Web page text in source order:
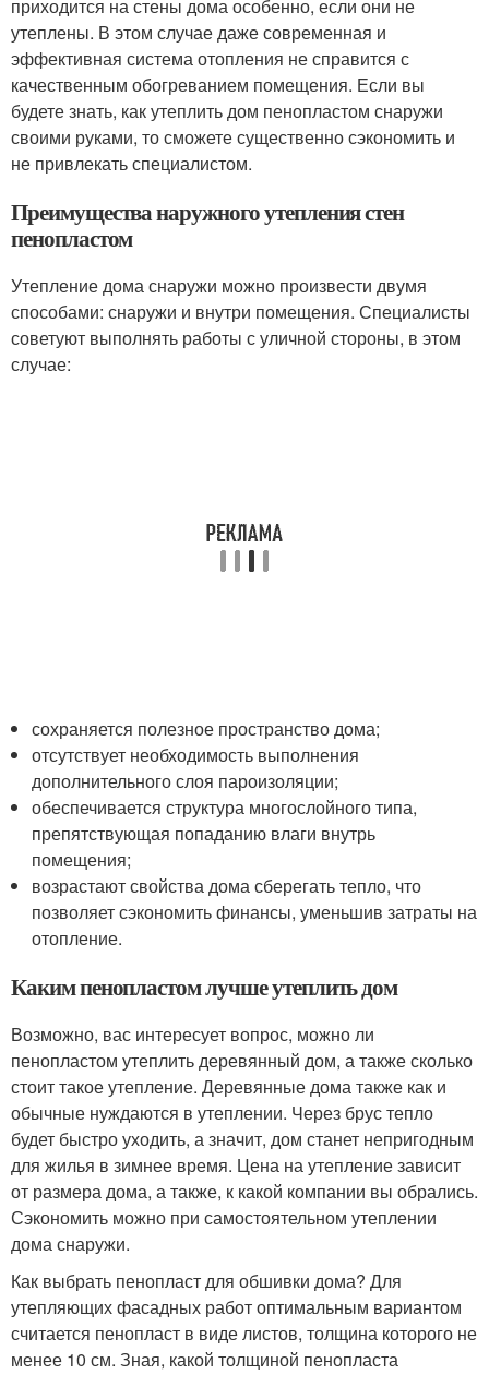
приходится на стены дома особенно, если они не
утеплены. В этом случае даже современная и
эффективная система отопления не справится с
качественным обогреванием помещения. Если вы
будете знать, как утеплить дом пенопластом снаружи
своими руками, то сможете существенно сэкономить и
не привлекать специалистом.
Преимущества наружного утепления стен
пенопластом
Утепление дома снаружи можно произвести двумя
способами: снаружи и внутри помещения. Специалисты
советуют выполнять работы с уличной стороны, в этом
случае:
сохраняется полезное пространство дома;
отсутствует необходимость выполнения
дополнительного слоя пароизоляции;
обеспечивается структура многослойного типа,
препятствующая попаданию влаги внутрь
помещения;
возрастают свойства дома сберегать тепло, что
позволяет сэкономить финансы, уменьшив затраты на
отопление.
Каким пенопластом лучше утеплить дом
Возможно, вас интересует вопрос, можно ли
пенопластом утеплить деревянный дом, а также сколько
стоит такое утепление. Деревянные дома также как и
обычные нуждаются в утеплении. Через брус тепло
будет быстро уходить, а значит, дом станет непригодным
для жилья в зимнее время. Цена на утепление зависит
от размера дома, а также, к какой компании вы обрались.
Сэкономить можно при самостоятельном утеплении
дома снаружи.
Как выбрать пенопласт для обшивки дома? Для
утепляющих фасадных работ оптимальным вариантом
считается пенопласт в виде листов, толщина которого не
менее 10 см. Зная, какой толщиной пенопласта